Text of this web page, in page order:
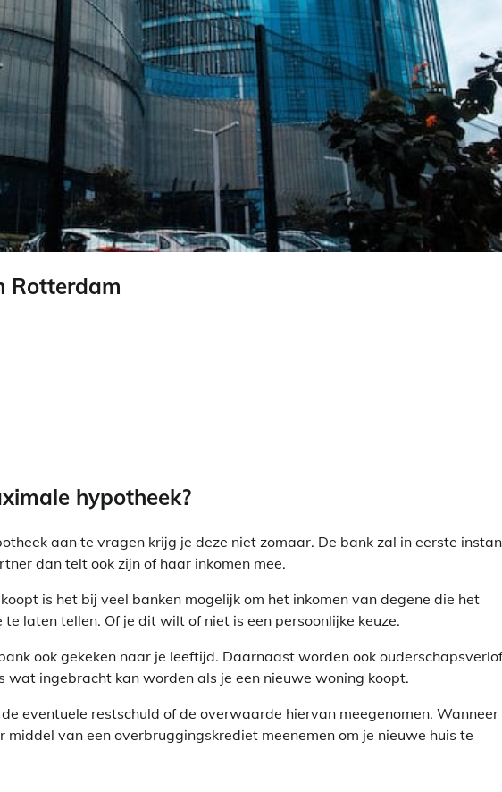
Rotterdam
hypotheek?
aan te vragen krijg je deze niet zomaar. De bank zal in eerste
dan telt ook zijn of haar inkomen mee.
is het bij veel banken mogelijk om het inkomen van degene die het
laten tellen. Of je dit wilt of niet is een persoonlijke keuze.
ook gekeken naar je leeftijd. Daarnaast worden ook
wat ingebracht kan worden als je een nieuwe woning koopt.
eventuele restschuld of de overwaarde hiervan meegenomen. Wanneer
van een overbruggingskrediet meenemen om je nieuwe huis te